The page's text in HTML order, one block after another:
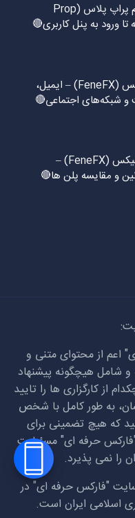
🔴آموزش ثبت نام پراپ پلاس (Prop
🔴پشتیبانی فنفیکس (FeneFX) – ایمیل،
و شبکه‌های اجتماعی🔴
🔴چالش های فنفیکس (FeneFX) –
و مقایسه پلن ها🔴
اعم از محتوای متنی و
شامل هیچگونه پیشنهاد
از کارگزاری ها را تایید
به طور کامل با شخص
که هیچ تضمینی برای
"فارکس حرفه ای" مسئولیت
را نمی پذیرد.
"فارکس حرفه ای" در
اسلامی ایران است.